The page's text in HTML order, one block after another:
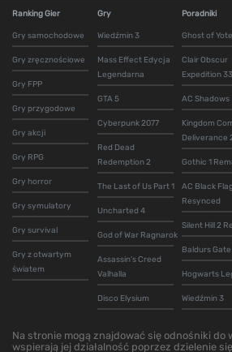
Ranking Gier
Gry samochodowe
Gry zręcznościowe
Gry FPP
Gry przygodowe
Gry akcji
Gry RPG
Gry horror
Gry symulatory
Gry survival
Gry z otwartym
światem
Gry
Wiedźmin 3
Mass Effect Edycja
Legendarna
GTA 5
Cyberpunk 2077
Red Dead
Redemption 2
The Last of Us Part 1
Uncharted 4
God of War Ragnarok
Assassin's Creed
Valhalla
Disco Elysium
Poradniki
Ghost of
Clair Obscur
Expedition 33
AC Shadows
Kingdom
Deliverance
Gothic 1
AC Black Flag
Resynced
Silent Hill 2
Baldurs
Hogwarts
Wiedźmin 3
Na stronie mogą znajdować się odnośniki
wspierają jej działalność poprzez dzielenie